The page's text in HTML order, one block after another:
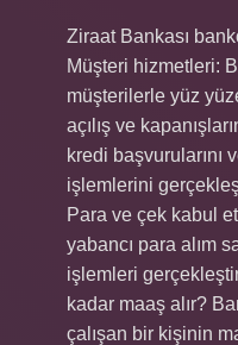
Ziraat Bankası
Müşteri hizmetleri:
müşterilerle yüz
açılış ve
kredi başvurularını
işlemlerini
Para ve çek kabul
yabancı para alım
işlemleri
kadar maaş alır?
çalışan bir kişinin